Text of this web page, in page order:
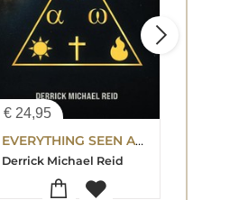
€ 24,95
EVERYTHING SEEN AND UNSEEN
Derrick Michael Reid